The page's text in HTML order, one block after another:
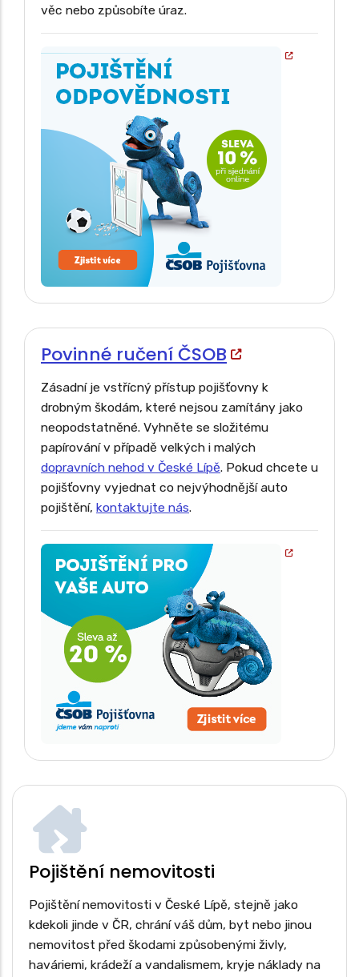
věc nebo způsobíte úraz.
Povinné ručení ČSOB
Zásadní je vstřícný přístup pojišťovny k
drobným škodám, které nejsou zamítány jako
neopodstatněné. Vyhněte se složitému
papírování v případě velkých i malých
dopravních nehod v České Lípě. Pokud chcete u
pojišťovny vyjednat co nejvýhodnější auto
pojištění, kontaktujte nás.
Pojištění nemovitosti
Pojištění nemovitosti v České Lípě, stejně jako
kdekoli jinde v ČR, chrání váš dům, byt nebo jinou
nemovitost před škodami způsobenými živly,
haváriemi, krádeží a vandalismem, kryje náklady na